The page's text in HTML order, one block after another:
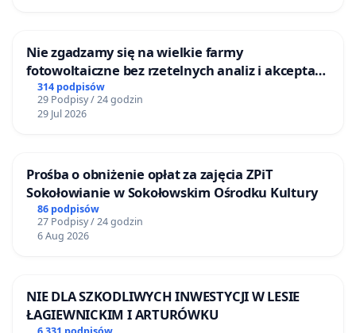
Nie zgadzamy się na wielkie farmy
fotowoltaiczne bez rzetelnych analiz i akceptacji
mieszkańców
314 podpisów
29 Podpisy / 24 godzin
29 Jul 2026
Prośba o obniżenie opłat za zajęcia ZPiT
Sokołowianie w Sokołowskim Ośrodku Kultury
86 podpisów
27 Podpisy / 24 godzin
6 Aug 2026
NIE DLA SZKODLIWYCH INWESTYCJI W LESIE
ŁAGIEWNICKIM I ARTURÓWKU